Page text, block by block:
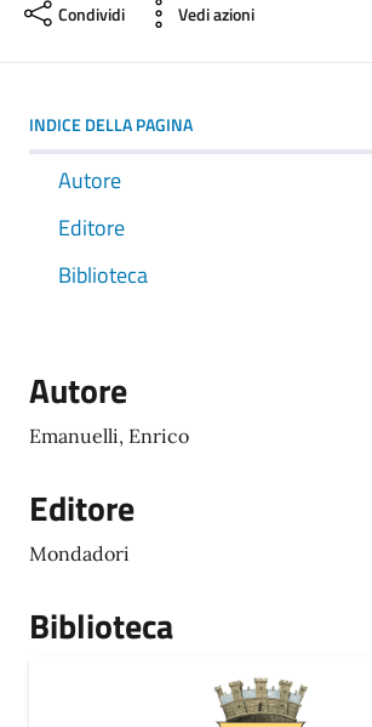
Condividi Vedi azioni
INDICE DELLA PAGINA
Autore
Editore
Biblioteca
Autore
Emanuelli, Enrico
Editore
Mondadori
Biblioteca